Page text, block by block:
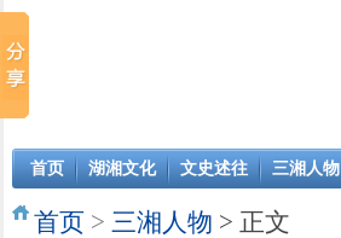
首页 湖湘文化 文史述往 三湘人物
首页 > 三湘人物 > 正文